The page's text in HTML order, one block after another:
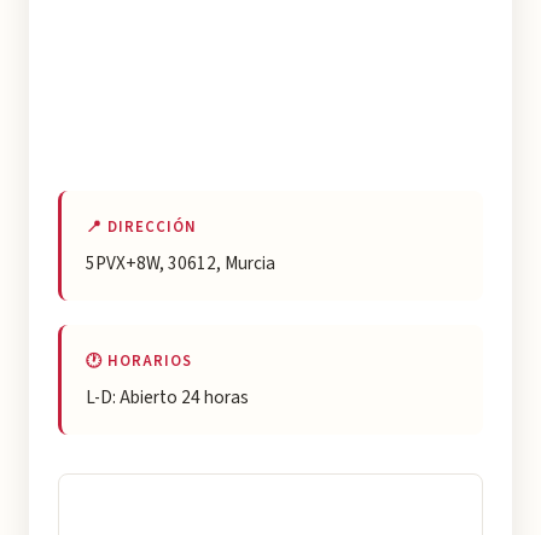
📍 DIRECCIÓN
5PVX+8W, 30612, Murcia
🕐 HORARIOS
L-D: Abierto 24 horas